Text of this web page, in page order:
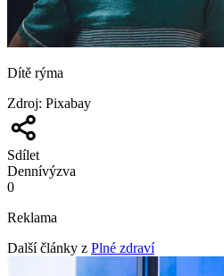
Dítě rýma
Zdroj: Pixabay
Sdílet
Dennívýzva
0
Reklama
Další články z Plné zdraví